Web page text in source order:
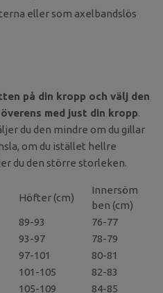
eller som axelbandslös
på din kropp och välj den
med just din kropp.
du den mindre om du gillar
om du istället hellre
du den större storleken.
Höfter (cm)
Innersöm
ben (cm)
89-93
76-77
93-97
78-79
97-101
80-81
101-105
82-83
105-109 84-85